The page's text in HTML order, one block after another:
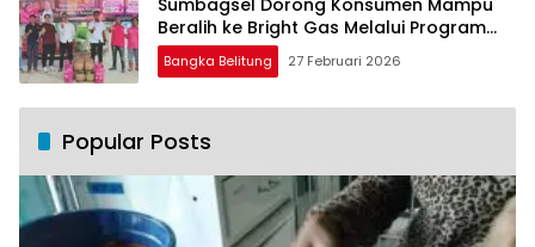
Beralih ke Bright Gas Melalui Program
Trade In di Belitung Timur
Bangka Belitung 27 Februari 2026
Popular Posts